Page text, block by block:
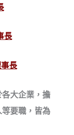
長
長
各大企業，擔
要職，皆為